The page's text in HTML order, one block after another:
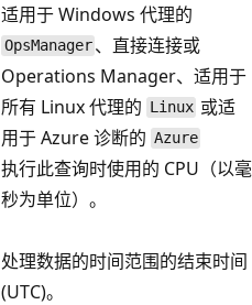
适用于 Windows 代理的
OpsManager 、直接连接或
Operations Manager、适用于
所有 Linux 代理的 Linux 或适
用于 Azure 诊断的 Azure
执行此查询时使用的 CPU（以毫
秒为单位）。
处理数据的时间范围的结束时间
(UTC)。